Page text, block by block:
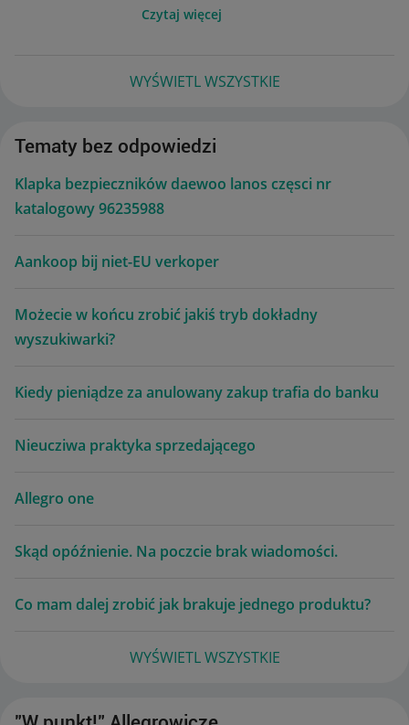
Czytaj więcej
WYŚWIETL WSZYSTKIE
Tematy bez odpowiedzi
Klapka bezpieczników daewoo lanos częsci nr
katalogowy 96235988
Aankoop bij niet-EU verkoper
Możecie w końcu zrobić jakiś tryb dokładny
wyszukiwarki?
Kiedy pieniądze za anulowany zakup trafia do banku
Nieucziwa praktyka sprzedającego
Allegro one
Skąd opóźnienie. Na poczcie brak wiadomości.
Co mam dalej zrobić jak brakuje jednego produktu?
WYŚWIETL WSZYSTKIE